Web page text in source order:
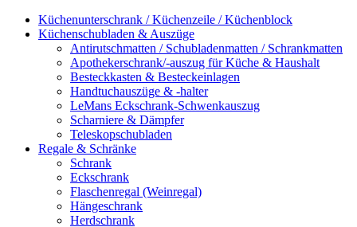
Küchenunterschrank / Küchenzeile / Küchenblock
Küchenschubladen & Auszüge
Antirutschmatten / Schubladenmatten / Schrankmatten
Apothekerschrank/-auszug für Küche & Haushalt
Besteckkasten & Besteckeinlagen
Handtuchauszüge & -halter
LeMans Eckschrank-Schwenkauszug
Scharniere & Dämpfer
Teleskopschubladen
Regale & Schränke
Schrank
Eckschrank
Flaschenregal (Weinregal)
Hängeschrank
Herdschrank